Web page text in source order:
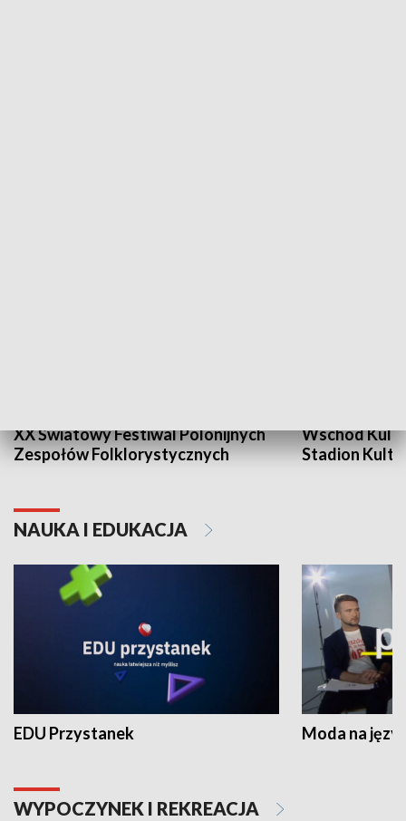
XX Światowy Festiwal Polonijnych
Zespołów Folklorystycznych
Wschód
Stadion
NAUKA I EDUKACJA
EDU Przystanek Moda na
WYPOCZYNEK I REKREACJA